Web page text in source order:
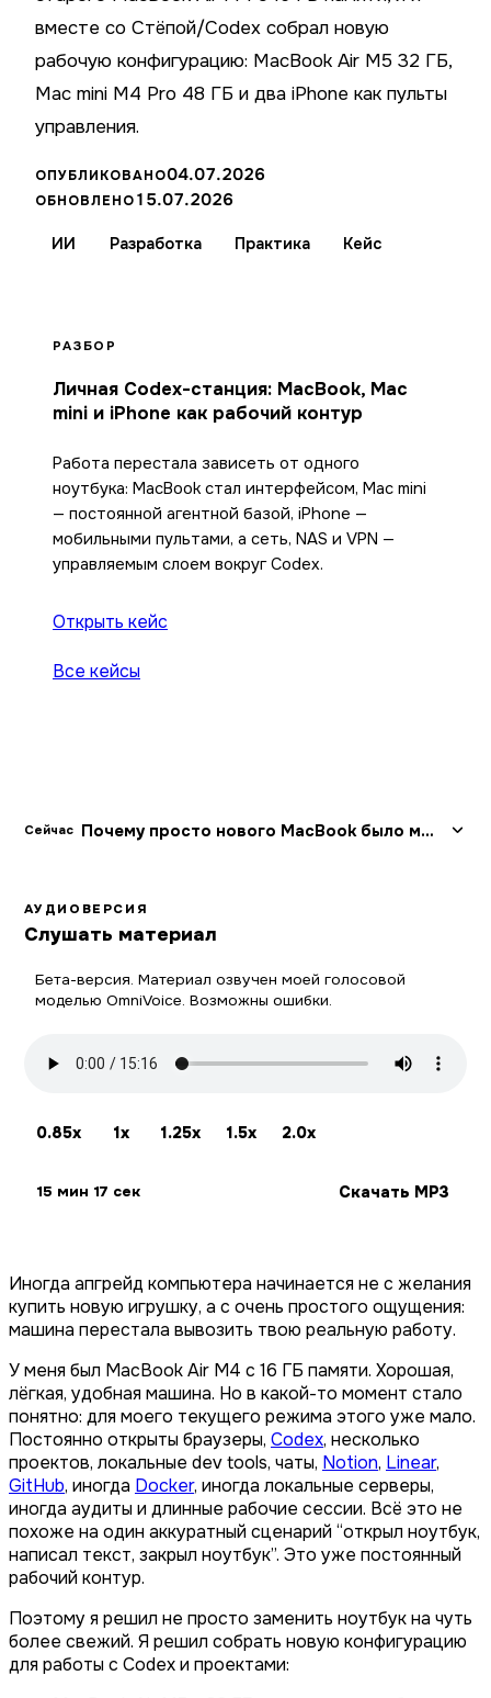
вместе со Стёпой/Codex собрал новую
рабочую конфигурацию: MacBook Air M5 32 ГБ,
Mac mini M4 Pro 48 ГБ и два iPhone как пульты
управления.
ОПУБЛИКОВАНО04.07.2026
ОБНОВЛЕНО15.07.2026
ИИ Разработка Практика Кейс
РАЗБОР
Личная Codex-станция: MacBook, Mac
mini и iPhone как рабочий контур
Работа перестала зависеть от одного
ноутбука: MacBook стал интерфейсом, Mac mini
— постоянной агентной базой, iPhone —
мобильными пультами, а сеть, NAS и VPN —
управляемым слоем вокруг Codex.
Открыть кейс
Все кейсы
Сейчас Почему просто нового MacBook было мало
АУДИОВЕРСИЯ
Слушать материал
Бета-версия. Материал озвучен моей голосовой
моделью OmniVoice. Возможны ошибки.
0.85x 1x 1.25x 1.5x 2.0x
15 мин 17 сек Скачать MP3
Иногда апгрейд компьютера начинается не с желания
купить новую игрушку, а с очень простого ощущения:
машина перестала вывозить твою реальную работу.
У меня был MacBook Air M4 с 16 ГБ памяти. Хорошая,
лёгкая, удобная машина. Но в какой-то момент стало
понятно: для моего текущего режима этого уже мало.
Постоянно открыты браузеры, Codex, несколько
проектов, локальные dev tools, чаты, Notion, Linear,
GitHub, иногда Docker, иногда локальные серверы,
иногда аудиты и длинные рабочие сессии. Всё это не
похоже на один аккуратный сценарий “открыл ноутбук,
написал текст, закрыл ноутбук”. Это уже постоянный
рабочий контур.
Поэтому я решил не просто заменить ноутбук на чуть
более свежий. Я решил собрать новую конфигурацию
для работы с Codex и проектами: